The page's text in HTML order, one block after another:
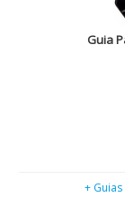
Guia
+